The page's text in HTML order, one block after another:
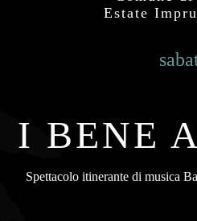
Estate
I BENE
Spettacolo itinerante di musica